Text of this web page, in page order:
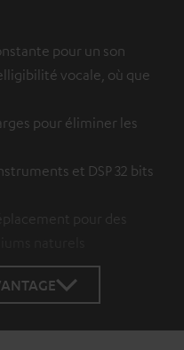
pour un son
vocale, où que
pour éliminer les
et DSP 32 bits
pour des